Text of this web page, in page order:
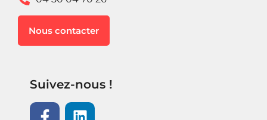
Nous contacter
Suivez-nous !